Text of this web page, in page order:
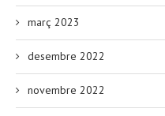
març 2023
desembre 2022
novembre 2022